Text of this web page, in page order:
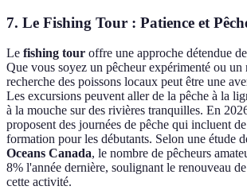
7. Le Fishing Tour : Patience et
Le fishing tour offre une approche détendue
Que vous soyez un pêcheur expérimenté ou
recherche des poissons locaux peut être une
Les excursions peuvent aller de la pêche à la
à la mouche sur des rivières tranquilles. En
proposent des journées de pêche qui incluent
formation pour les débutants. Selon une étude
Oceans Canada, le nombre de pêcheurs
8% l'année dernière, soulignant le renouveau
cette activité.